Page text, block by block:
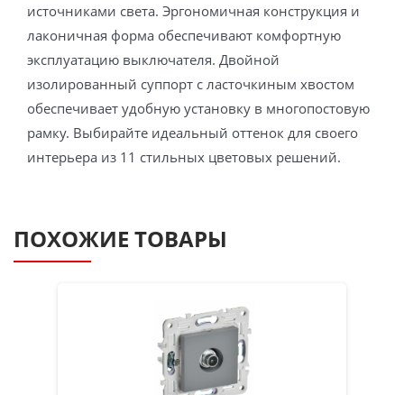
источниками света. Эргономичная конструкция и
лаконичная форма обеспечивают комфортную
эксплуатацию выключателя. Двойной
изолированный суппорт с ласточкиным хвостом
обеспечивает удобную установку в многопостовую
рамку. Выбирайте идеальный оттенок для своего
интерьера из 11 стильных цветовых решений.
ПОХОЖИЕ ТОВАРЫ